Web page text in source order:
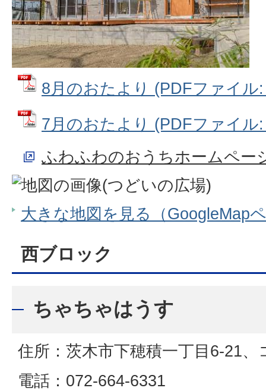
8月のおたより (PDFファイル
7月のおたより (PDFファイル
ふわふわのおうちホームペー
大きな地図を見る（GoogleMap
西ブロック
ちゃちゃはうす
住所：茨木市下穂積一丁目6-21
電話：072-664-6331